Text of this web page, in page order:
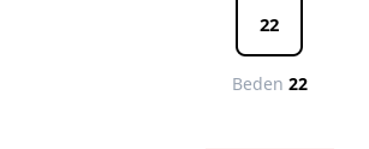
22
Beden 22